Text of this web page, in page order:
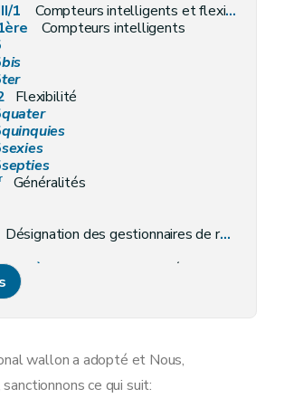
1
Compteurs intelligents et flexibilité
Compteurs intelligents
bis
ter
Flexibilité
quater
quinquies
sexies
septies
Généralités
Désignation des gestionnaires de réseaux
Gestionnaire du réseau de transport local
wallon a adopté et Nous,
ce qui suit: